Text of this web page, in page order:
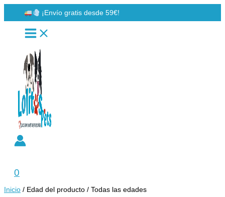
al
contenido
¡Envío gratis desde 59€!
0
Inicio / Edad del producto / Todas las edades